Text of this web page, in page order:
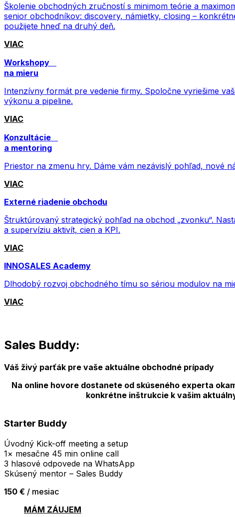
Školenie obchodných zručností s minimom teórie a
senior obchodníkov: discovery, námietky, closing –
použijete hneď na druhý deň.
VIAC
Workshopy
na mieru
Intenzívny formát pre vedenie firmy. Spoločne vyriešime
výkonu a pipeline.
VIAC
Konzultácie
a mentoring
Priestor na zmenu hry. Dáme vám nezávislý pohľad, nové
VIAC
Externé riadenie obchodu
Štruktúrovaný strategický pohľad na obchod „zvonku“.
a supervíziu aktivít, cien a KPI.
VIAC
INNOSALES Academy
Dlhodobý rozvoj obchodného tímu so sériou modulov na
VIAC
Sales Buddy:
Váš živý parťák pre vaše aktuálne obchodné prípady
Na online hovore dostanete od skúseného experta
konkrétne inštrukcie k vašim
Starter Buddy
Úvodný Kick-off meeting a setup
1× mesačne 45 min online call
3 hlasové odpovede na WhatsApp
Skúsený mentor – Sales Buddy
150 € / mesiac
MÁM ZÁUJEM